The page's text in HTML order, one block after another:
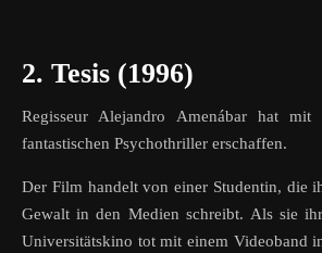
2. Tesis (1996)
Regisseur Alejandro Amenábar hat mit
fantastischen Psychothriller erschaffen.
Der Film handelt von einer Studentin, die
Gewalt in den Medien schreibt. Als sie
Universitätskino tot mit einem Videoband